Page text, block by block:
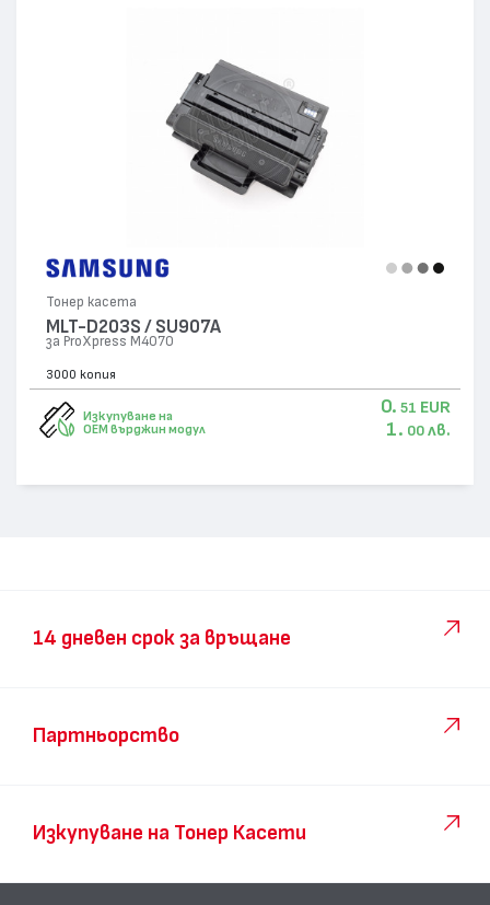
Тонер касета
MLT-D203S / SU907A
за ProXpress M4070
3000 копия
Изкупуване на
OEM върджин модул
0. 51 EUR
1. 00 лв.
14 дневен срок за връщане
Партньорство
Изкупуване на Тонер Касети